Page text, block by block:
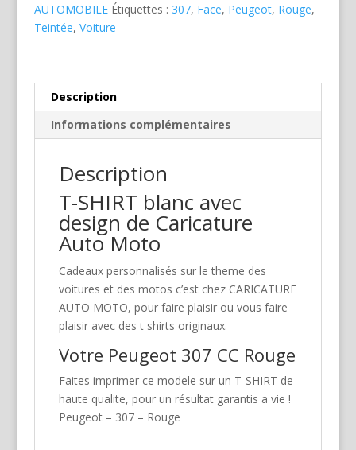
AUTOMOBILE Étiquettes : 307, Face, Peugeot, Rouge,
Teintée, Voiture
Description
Informations complémentaires
Description
T-SHIRT blanc avec
design de Caricature
Auto Moto
Cadeaux personnalisés sur le theme des
voitures et des motos c’est chez CARICATURE
AUTO MOTO, pour faire plaisir ou vous faire
plaisir avec des t shirts originaux.
Votre Peugeot 307 CC Rouge
Faites imprimer ce modele sur un T-SHIRT de
haute qualite, pour un résultat garantis a vie !
Peugeot – 307 – Rouge